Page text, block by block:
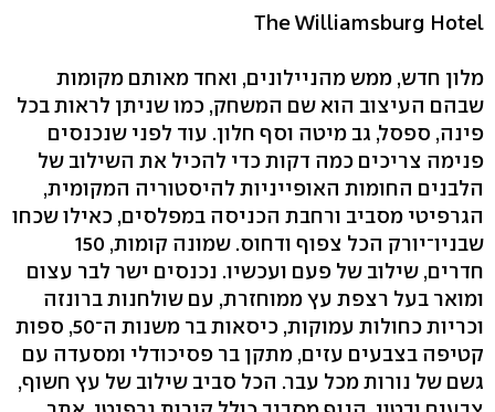
The Williamsburg Hotel
מלון חדש, ממש מהניילונים, ואחד מאותם מקומות
שבהם העיצוב הוא שם המשחק, כמו שניתן לראות בכל
פינה, ספסל, גב מיטה וסף חלון. עוד לפני שנכנסים
פנימה צריכים כמה דקות כדי להכיל את השילוב של
הלבנים החומות האופייניות להיסטוריה המקומית,
הגרפיטי מסביב ורחבת הכניסה במפלסים, כאילו שכחו
שבניו־יורק הכל צפוף ודחוס. שמונה קומות, 150
חדרים, שילוב של פעם ועכשיו. נכנסים ישר לבר עצום
ומואר בעל רצפת עץ ממוחזרת, עם שולחנות ברונזה
וכריות כחולות עמוקות, כיסאות בר משנות ה־50, ספות
קטיפה בצבעים עזים, מתקן בר פסיכודלי ומסעדה עם
גשם של נורות מכל עבר. הכל סביב שילוב של עץ חשוף,